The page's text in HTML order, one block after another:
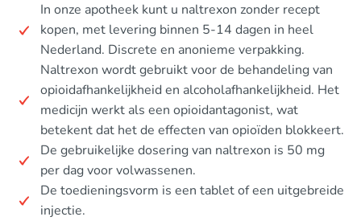
In onze apotheek kunt u naltrexon zonder recept
kopen, met levering binnen 5-14 dagen in heel
Nederland. Discrete en anonieme verpakking.
Naltrexon wordt gebruikt voor de behandeling van
opioidafhankelijkheid en alcoholafhankelijkheid. Het
medicijn werkt als een opioidantagonist, wat
betekent dat het de effecten van opioïden blokkeert.
De gebruikelijke dosering van naltrexon is 50 mg
per dag voor volwassenen.
De toedieningsvorm is een tablet of een uitgebreide
injectie.